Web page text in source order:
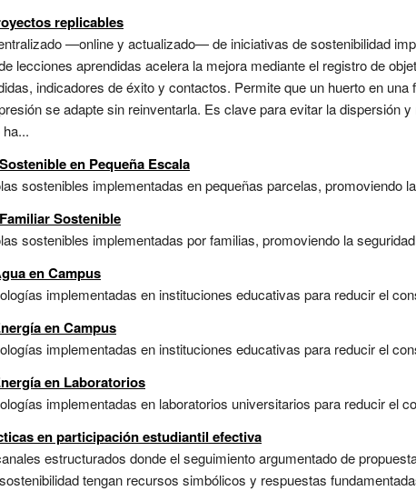
replicables
—online y actualizado— de iniciativas de sostenibilidad
lecciones aprendidas acelera la mejora mediante el registro de
indicadores de éxito y contactos. Permite que un huerto en
se adapte sin reinventarla. Es clave para evitar la dispersión
en Pequeña Escala
sostenibles implementadas en pequeñas parcelas, promoviendo
Sostenible
sostenibles implementadas por familias, promoviendo la
en Campus
implementadas en instituciones educativas para reducir el
en Campus
implementadas en instituciones educativas para reducir el
en Laboratorios
implementadas en laboratorios universitarios para reducir el
en participación estudiantil efectiva
estructurados donde el seguimiento argumentado de
tengan recursos simbólicos y respuestas